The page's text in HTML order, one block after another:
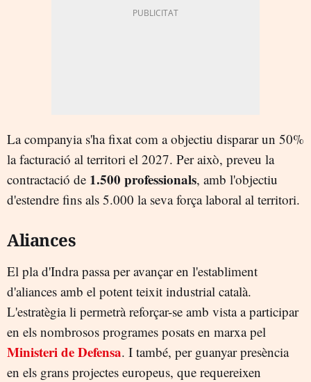
La companyia s'ha fixat com a objectiu disparar un 50%
la facturació al territori el 2027. Per això, preveu la
contractació de 1.500 professionals, amb l'objectiu
d'estendre fins als 5.000 la seva força laboral al territori.
Aliances
El pla d'Indra passa per avançar en l'establiment
d'aliances amb el potent teixit industrial català.
L'estratègia li permetrà reforçar-se amb vista a participar
en els nombrosos programes posats en marxa pel
Ministeri de Defensa. I també, per guanyar presència
en els grans projectes europeus, que requereixen